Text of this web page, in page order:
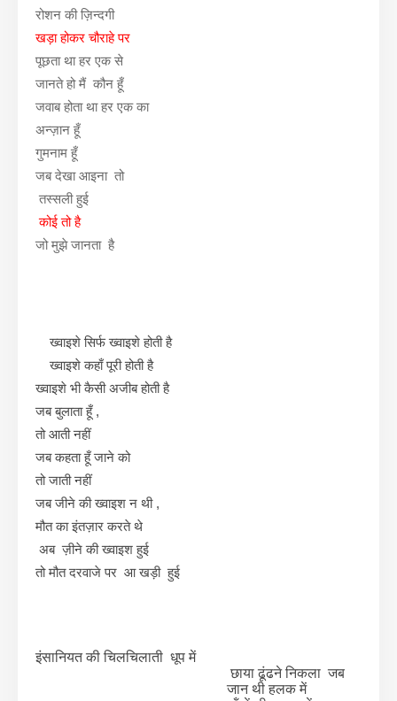
रोशन की ज़िन्दगी
खड़ा होकरचौराहे पर
पूछता था हर एक से
जानते हो मैं कौन हूँ
जवाब होता था हर एक का
अन्ज़ान हूँ
गुमनाम हूँ
जब देखा आइना तो
तस्सली हुई
कोई तो है
जो मुझे जानता है
ख्वाइशे सिर्फ ख्वाइशे होती है
ख्वाइशे कहाँ पूरी होती है
ख्वाइशे भी कैसी अजीब होती है
जब बुलाता हूँ ,
तो आती नहीं
जब कहता हूँ जाने को
तो जाती नहीं
जब जीने की ख्वाइश न थी ,
मौत का इंतज़ार करते थे
अब ज़ीने की ख्वाइश हुई
तो मौत दरवाजे पर आ खड़ी हुई
इंसानियत की चिलचिलाती धूप में
छाया ढूंढने निकला जब
जान थी हलक में